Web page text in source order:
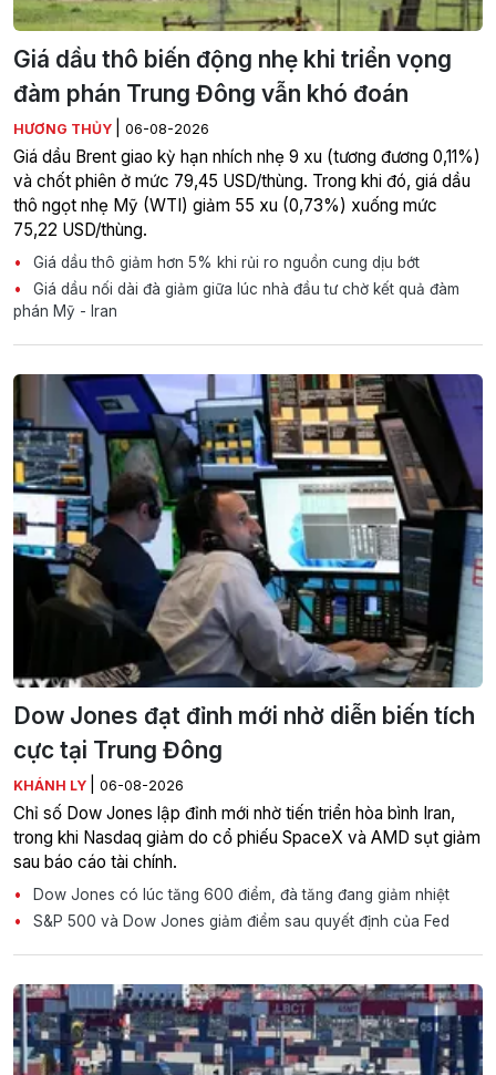
Giá dầu thô biến động nhẹ khi triển vọng
đàm phán Trung Đông vẫn khó đoán
HƯƠNG THỦY 06-08-2026
Giá dầu Brent giao kỳ hạn nhích nhẹ 9 xu (tương đương 0,11%)
và chốt phiên ở mức 79,45 USD/thùng. Trong khi đó, giá dầu
thô ngọt nhẹ Mỹ (WTI) giảm 55 xu (0,73%) xuống mức
75,22 USD/thùng.
Giá dầu thô giảm hơn 5% khi rủi ro nguồn cung dịu bớt
Giá dầu nối dài đà giảm giữa lúc nhà đầu tư chờ kết quả đàm
phán Mỹ - Iran
Dow Jones đạt đỉnh mới nhờ diễn biến tích
cực tại Trung Đông
KHÁNH LY 06-08-2026
Chỉ số Dow Jones lập đỉnh mới nhờ tiến triển hòa bình Iran,
trong khi Nasdaq giảm do cổ phiếu SpaceX và AMD sụt giảm
sau báo cáo tài chính.
Dow Jones có lúc tăng 600 điểm, đà tăng đang giảm nhiệt
S&P 500 và Dow Jones giảm điểm sau quyết định của Fed